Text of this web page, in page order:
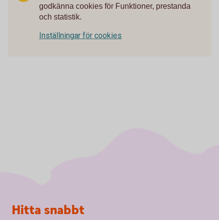
godkänna cookies för Funktioner, prestanda
och statistik.
Inställningar för cookies
Sidfot
Hitta snabbt